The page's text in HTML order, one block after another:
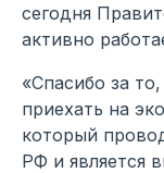
сегодня
активно
«Спасибо за
приехать на
который
РФ и является